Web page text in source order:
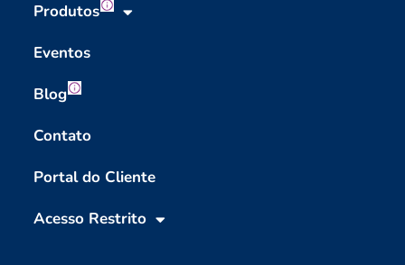
Produtos
Eventos
Blog
Contato
Portal do Cliente
Acesso Restrito